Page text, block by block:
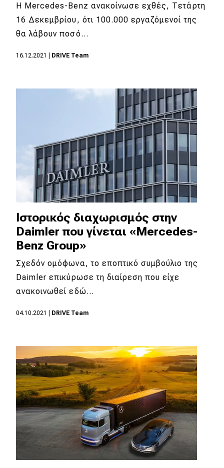
DRIVE Away
Οδηγός αγοράς
Χρηστικά
Συμβουλές
ΚΤΕΟ
Οδική βοήθεια
eDRIVE
DRIVE USED
H Mercedes-Benz ανακοίνωσε εχθές, Τετάρτη
16 Δεκεμβρίου, ότι 100.000 εργαζόμενοί της
θα λάβουν ποσό…
16.12.2021 DRIVE Team
Ιστορικός διαχωρισμός στην
Daimler που γίνεται «Mercedes-
Benz Group»
Σχεδόν ομόφωνα, το εποπτικό συμβούλιο της
Daimler επικύρωσε τη διαίρεση που είχε
ανακοινωθεί εδώ…
04.10.2021 DRIVE Team